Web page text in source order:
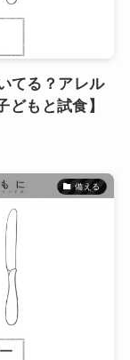
てる？アレル
もと試食】
備える